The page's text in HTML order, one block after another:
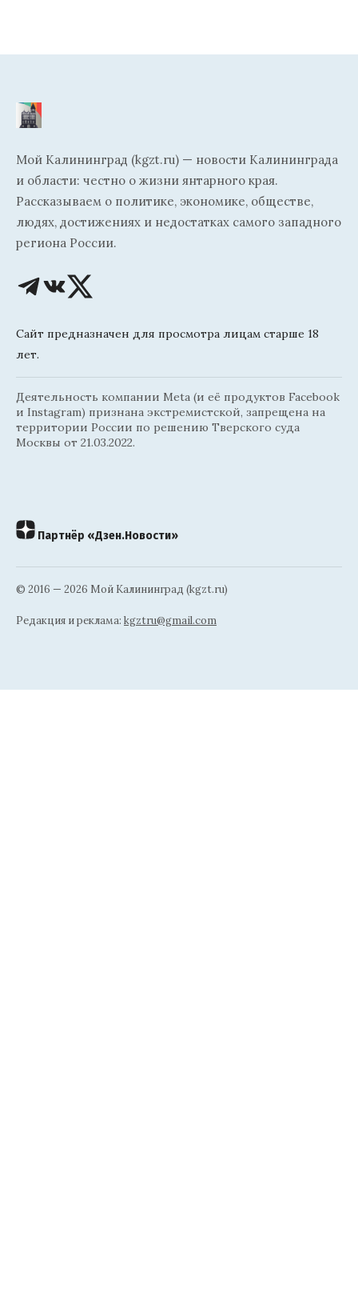
Мой Калининград (kgzt.ru) — новости Калининграда
и области: честно о жизни янтарного края.
Рассказываем о политике, экономике, обществе,
людях, достижениях и недостатках самого западного
региона России.
Сайт предназначен для просмотра лицам старше 18
лет.
Деятельность компании Meta (и её продуктов Facebook
и Instagram) признана экстремистской, запрещена на
территории России по решению Тверского суда
Москвы от 21.03.2022.
Партнёр «Дзен.Новости»
© 2016 — 2026 Мой Калининград (kgzt.ru)
Редакция и реклама: kgztru@gmail.com